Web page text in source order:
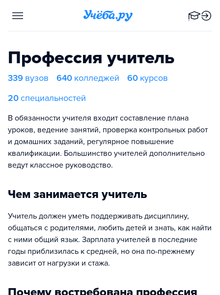
Профессия учитель
339 вузов 640 колледжей 60 курсов
20специальностей
В обязанности учителя входит составление плана
уроков, ведение занятий, проверка контрольных работ
и домашних заданий, регулярное повышение
квалификации. Большинство учителей дополнительно
ведут классное руководство.
Чем занимается учитель
Учитель должен уметь поддерживать дисциплину,
общаться с родителями, любить детей и знать, как найти
с ними общий язык. Зарплата учителей в последние
годы приблизилась к средней, но она по-прежнему
зависит от нагрузки и стажа.